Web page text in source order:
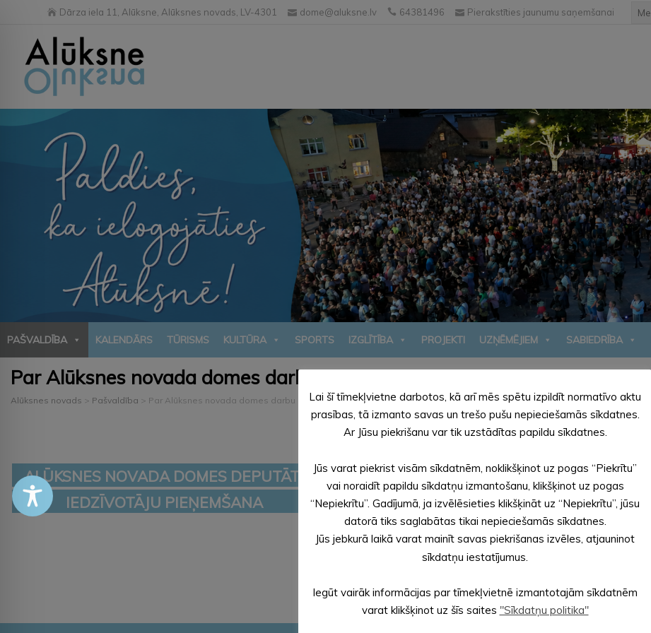
Dārza iela 11, Alūksne, Alūksnes novads, LV-4301 dome@aluksne.lv 64381496 Pierakstīties jaunumu saņemšanai
PAŠVALDĪBA KALENDĀRS TŪRISMS KULTŪRA SPORTS IZGLĪTĪBA PROJEKTI UZŅĒMĒJIEM SABIEDRĪBA
Par Alūksnes novada domes darbu
Alūksnes novads > Pašvaldība > Par Alūksnes novada domes darbu
ALŪKSNES NOVADA DOMES DEPUTĀTI DOMES SĒDES
IEDZĪVOTĀJU PIEŅEMŠANA
Lai šī tīmekļvietne darbotos, kā arī mēs spētu izpildīt normatīvo aktu
prasības, tā izmanto savas un trešo pušu nepieciešamās sīkdatnes.
Ar Jūsu piekrišanu var tik uzstādītas papildu sīkdatnes.
Jūs varat piekrist visām sīkdatnēm, noklikšķinot uz pogas “Piekrītu”
vai noraidīt papildu sīkdatņu izmantošanu, klikšķinot uz pogas
“Nepiekrītu”. Gadījumā, ja izvēlēsieties klikšķināt uz “Nepiekrītu”, jūsu
datorā tiks saglabātas tikai nepieciešamās sīkdatnes.
Jūs jebkurā laikā varat mainīt savas piekrišanas izvēles, atjauninot
sīkdatņu iestatījumus.
Iegūt vairāk informācijas par tīmekļvietnē izmantotajām sīkdatnēm
varat klikšķinot uz šīs saites "Sīkdatņu politika"